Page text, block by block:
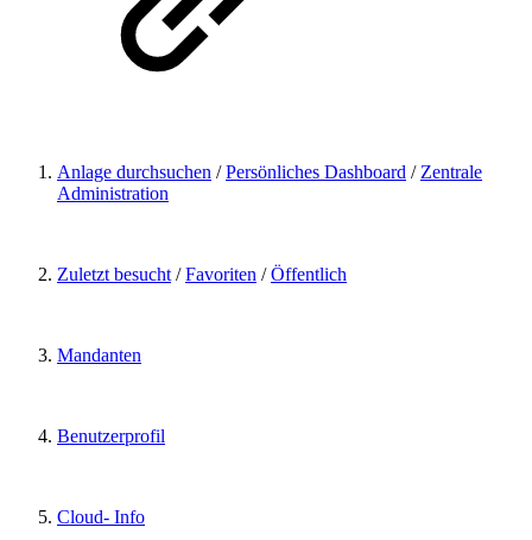
Anlage durchsuchen /Persönliches Dashboard / Zentrale
Administration
Zuletzt besucht /Favoriten /Öffentlich
Mandanten
Benutzerprofil
Cloud- Info